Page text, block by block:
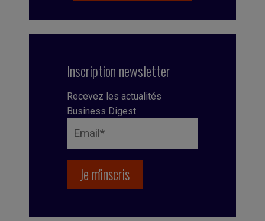
Inscription newsletter
Recevez les actualités
Business Digest